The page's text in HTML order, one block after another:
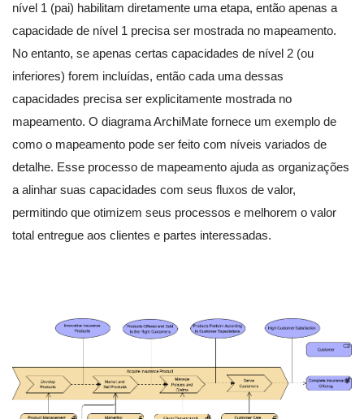
nível 1 (pai) habilitam diretamente uma etapa, então apenas a
capacidade de nível 1 precisa ser mostrada no mapeamento.
No entanto, se apenas certas capacidades de nível 2 (ou
inferiores) forem incluídas, então cada uma dessas
capacidades precisa ser explicitamente mostrada no
mapeamento. O diagrama ArchiMate fornece um exemplo de
como o mapeamento pode ser feito com níveis variados de
detalhe. Esse processo de mapeamento ajuda as organizações
a alinhar suas capacidades com seus fluxos de valor,
permitindo que otimizem seus processos e melhorem o valor
total entregue aos clientes e partes interessadas.